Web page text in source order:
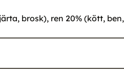
brosk), ren 20% (kött,